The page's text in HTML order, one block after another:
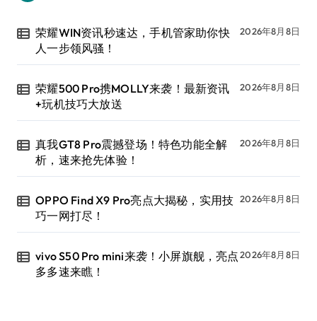
荣耀WIN资讯秒速达，手机管家助你快
人一步领风骚！
2026年8月8日
荣耀500 Pro携MOLLY来袭！最新资讯
+玩机技巧大放送
2026年8月8日
真我GT8 Pro震撼登场！特色功能全解
析，速来抢先体验！
2026年8月8日
OPPO Find X9 Pro亮点大揭秘，实用技
巧一网打尽！
2026年8月8日
vivo S50 Pro mini来袭！小屏旗舰，亮点
多多速来瞧！
2026年8月8日